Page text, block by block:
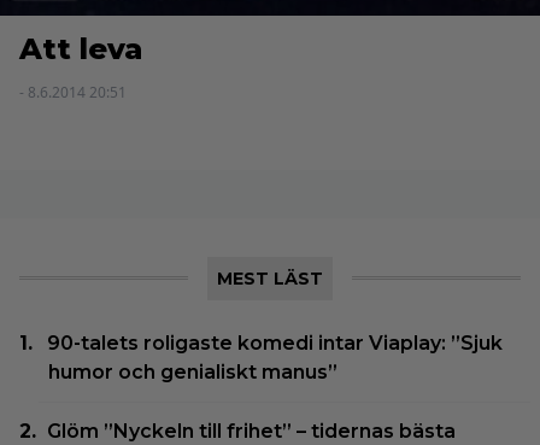
Att leva
- 8.6.2014 20:51
MEST LÄST
90-talets roligaste komedi intar Viaplay: ”Sjuk
humor och genialiskt manus”
Glöm ”Nyckeln till frihet” – tidernas bästa